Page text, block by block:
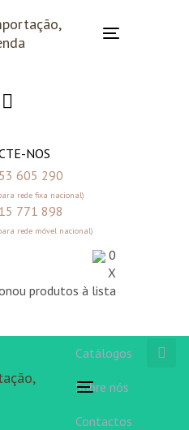
Toggle
NOS
605 290
rede fixa nacional)
771 898
rede móvel nacional)
0
X
produtos à lista
Toggle
Catálogos
Sobre nós
Contactos